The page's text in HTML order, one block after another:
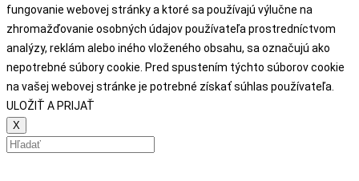
fungovanie webovej stránky a ktoré sa používajú výlučne na
zhromažďovanie osobných údajov používateľa prostredníctvom
analýzy, reklám alebo iného vloženého obsahu, sa označujú ako
nepotrebné súbory cookie. Pred spustením týchto súborov cookie
na vašej webovej stránke je potrebné získať súhlas používateľa.
ULOŽIŤ A PRIJAŤ
X